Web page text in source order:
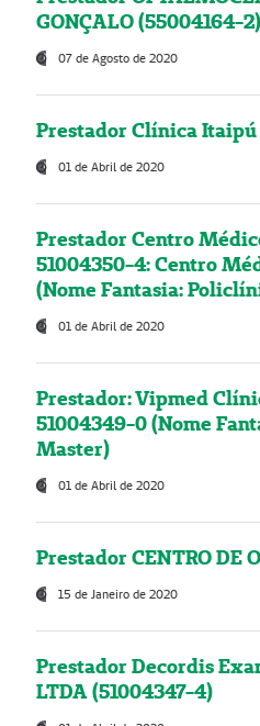
GONÇALO (55004164-2)
07 de Agosto de 2020
Prestador Clínica
01 de Abril de 2020
Prestador Centro
51004350-4: Centro
(Nome Fantasia:
01 de Abril de 2020
Prestador: Vipmed
51004349-0 (Nome
Master)
01 de Abril de 2020
Prestador CENTRO DE
15 de Janeiro de 2020
Prestador Decordis
LTDA (51004347-4)